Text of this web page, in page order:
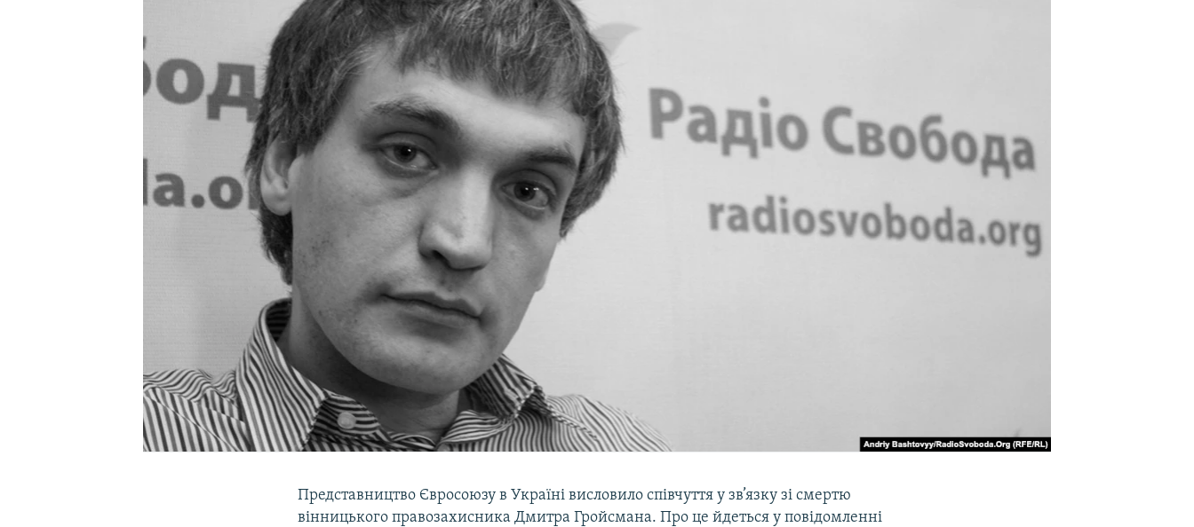
УКРАЇНСЬКА ПРОБЛЕМА КРИМУ
Представництво Євросоюзу в Україні висловило співчуття у зв’язку зі смертю
вінницького правозахисника Дмитра Гройсмана. Про це йдеться у повідомленні